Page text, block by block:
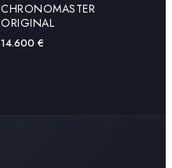
CHRONOMASTER
ORIGINAL
14.600 €